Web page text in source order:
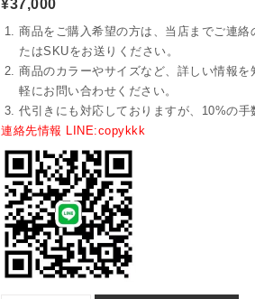
¥37,000
商品をご購入希望の方は、当店までご連絡
たはSKUをお送りください。
商品のカラーやサイズなど、詳しい情報を
軽にお問い合わせください。
代引きにも対応しておりますが、10%の手
連絡先情報 LINE:copykkk